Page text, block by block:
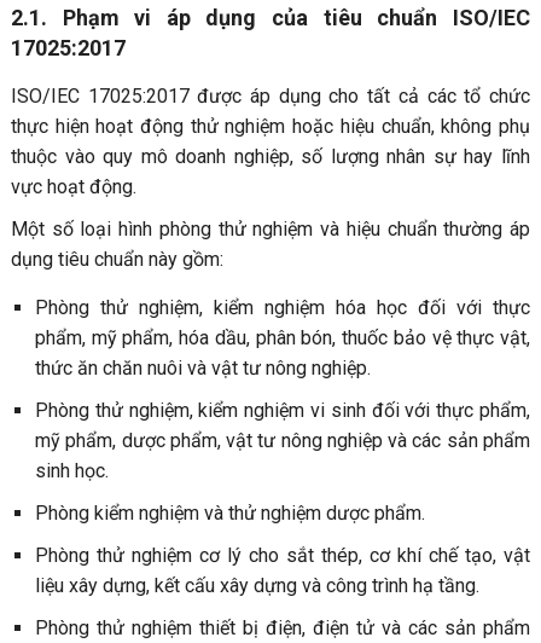
2.1. Phạm vi áp dụng của tiêu chuẩn ISO/IEC
17025:2017
ISO/IEC 17025:2017 được áp dụng cho tất cả các tổ chức
thực hiện hoạt động thử nghiệm hoặc hiệu chuẩn, không phụ
thuộc vào quy mô doanh nghiệp, số lượng nhân sự hay lĩnh
vực hoạt động.
Một số loại hình phòng thử nghiệm và hiệu chuẩn thường áp
dụng tiêu chuẩn này gồm:
Phòng thử nghiệm, kiểm nghiệm hóa học đối với thực
phẩm, mỹ phẩm, hóa dầu, phân bón, thuốc bảo vệ thực vật,
thức ăn chăn nuôi và vật tư nông nghiệp.
Phòng thử nghiệm, kiểm nghiệm vi sinh đối với thực phẩm,
mỹ phẩm, dược phẩm, vật tư nông nghiệp và các sản phẩm
sinh học.
Phòng kiểm nghiệm và thử nghiệm dược phẩm.
Phòng thử nghiệm cơ lý cho sắt thép, cơ khí chế tạo, vật
liệu xây dựng, kết cấu xây dựng và công trình hạ tầng.
Phòng thử nghiệm thiết bị điện, điện tử và các sản phẩm